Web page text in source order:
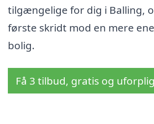
tilgængelige for dig i Balling,
første skridt mod en mere
bolig.
Få 3 tilbud, gratis og